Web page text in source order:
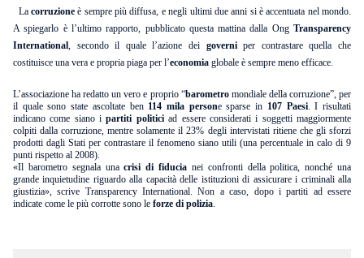
Lacorruzione è sempre più diffusa, e negli ultimi due anni si è accentuata nel mondo.
A spiegarlo è l’ultimo rapporto, pubblicato questa mattina dalla Ong Transparency
International, secondo il quale l’azione dei governiper contrastare quella che
costituisce una vera e propria piaga per l’economia globale è sempre meno efficace.
L’associazione ha redatto un vero e proprio “barometromondiale della corruzione”, per
il quale sono state ascoltate ben 114 mila persone sparse in 107 Paesi. I risultati
indicano come siano i partiti politiciad essere considerati i soggetti maggiormente
colpiti dalla corruzione, mentre solamente il 23% degli intervistati ritiene che gli sforzi
prodotti dagli Stati per contrastare il fenomeno siano utili (una percentuale in calo di 9
punti rispetto al 2008).
«Il barometro segnala unacrisi di fiducia nei confronti della politica, nonché una
grande inquietudine riguardo alla capacità delle istituzioni di assicurare i criminali alla
giustizia», scrive Transparency International. Non a caso, dopo i partiti ad essere
indicate come le più corrotte sono le forze di polizia.